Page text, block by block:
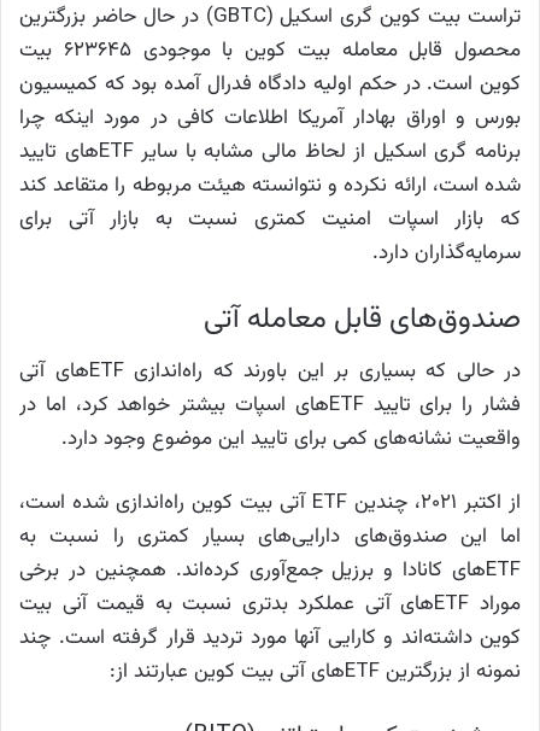
تراست بیت کوین گری اسکیل (GBTC) در حال حاضر بزرگترین
محصول قابل معامله بیت کوین با موجودی ۶۲۳۶۴۵ بیت
کوین است. در حکم اولیه دادگاه فدرال آمده بود که کمیسیون
بورس و اوراق بهادار آمریکا اطلاعات کافی در مورد اینکه چرا
برنامه گری اسکیل از لحاظ مالی مشابه با سایر ETFهای تایید
شده است، ارائه نکرده و نتوانسته هیئت مربوطه را متقاعد کند
که بازار اسپات امنیت کمتری نسبت به بازار آتی برای
سرمایه‌گذاران دارد.
صندوق‌های قابل معامله آتی
در حالی که بسیاری بر این باورند که راه‌اندازی ETFهای آتی
فشار را برای تایید ETFهای اسپات بیشتر خواهد کرد، اما در
واقعیت نشانه‌های کمی برای تایید این موضوع وجود دارد.
از اکتبر ۲۰۲۱، چندین ETF آتی بیت کوین راه‌اندازی شده است،
اما این صندوق‌های دارایی‌های بسیار کمتری را نسبت به
ETFهای کانادا و برزیل جمع‌آوری کرده‌اند. همچنین در برخی
موراد ETFهای آتی عملکرد بدتری نسبت به قیمت آنی بیت
کوین داشته‌اند و کارایی آنها مورد تردید قرار گرفته است. چند
نمونه از بزرگترین ETFهای آتی بیت کوین عبارتند از: